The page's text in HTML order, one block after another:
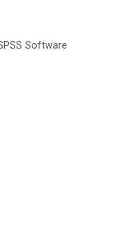
Software